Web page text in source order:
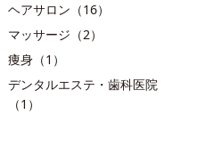
ヘアサロン（16）
マッサージ（2）
痩身（1）
デンタルエステ・歯科医院
（1）